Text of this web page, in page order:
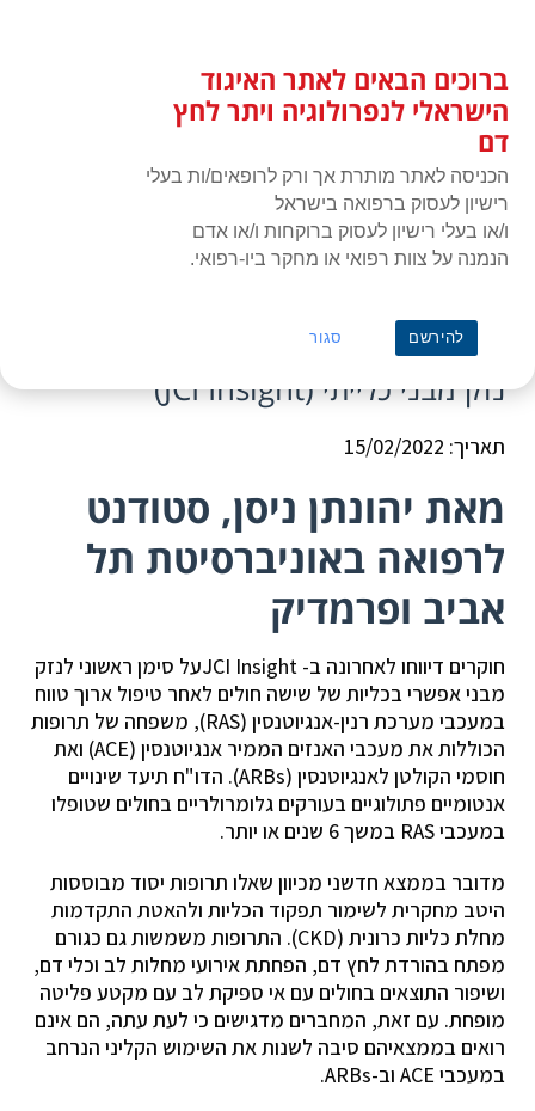
האיגוד הישראלי לנפרולוגיה ויתר
לחץ דם
נזק מבני כלייתי (JCI Insight)
תאריך: 15/02/2022
מאת יהונתן ניסן, סטודנט
לרפואה באוניברסיטת תל
אביב ופרמדיק
חוקרים דיווחו לאחרונה ב- JCI Insightעל סימן ראשוני לנזק
מבני אפשרי בכליות של שישה חולים לאחר טיפול ארוך טווח
במעכבי מערכת רנין-אנגיוטנסין (RAS), משפחה של תרופות
הכוללות את מעכבי האנזים הממיר אנגיוטנסין (ACE) ואת
חוסמי הקולטן לאנגיוטנסין (ARBs). הדו"ח תיעד שינויים
אנטומיים פתולוגיים בעורקים גלומרולריים בחולים שטופלו
במעכבי RAS במשך 6 שנים או יותר.
מדובר בממצא חדשני מכיוון שאלו תרופות יסוד מבוססות
היטב מחקרית לשימור תפקוד הכליות ולהאטת התקדמות
מחלת כליות כרונית (CKD). התרופות משמשות גם כגורם
מפתח בהורדת לחץ דם, הפחתת אירועי מחלות לב וכלי דם,
ושיפור התוצאים בחולים עם אי ספיקת לב עם מקטע פליטה
מופחת. עם זאת, המחברים מדגישים כי לעת עתה, הם אינם
רואים בממצאיהם סיבה לשנות את השימוש הקליני הנרחב
במעכבי ACE וב-ARBs.
ברוכים הבאים לאתר האיגוד
הישראלי לנפרולוגיה ויתר לחץ
דם
הכניסה לאתר מותרת אך ורק לרופאים/ות בעלי
רישיון לעסוק ברפואה בישראל
ו/או בעלי רישיון לעסוק ברוקחות ו/או אדם
הנמנה על צוות רפואי או מחקר ביו-רפואי.
להירשם סגור